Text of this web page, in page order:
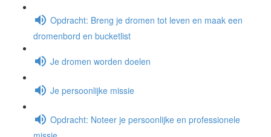
Opdracht: Breng je dromen tot leven en maak een
dromenbord en bucketlist
Je dromen worden doelen
Je persoonlijke missie
Opdracht: Noteer je persoonlijke en professionele